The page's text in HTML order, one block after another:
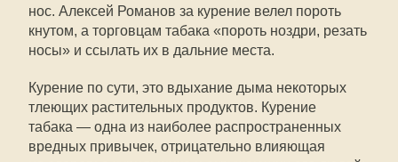
нос. Алексей Романов за курение велел пороть
кнутом, а торговцам табака «пороть ноздри, резать
носы» и ссылать их в дальние места.
Курение по сути, это вдыхание дыма некоторых
тлеющих растительных продуктов. Курение
табака — одна из наиболее распространенных
вредных привычек, отрицательно влияющая